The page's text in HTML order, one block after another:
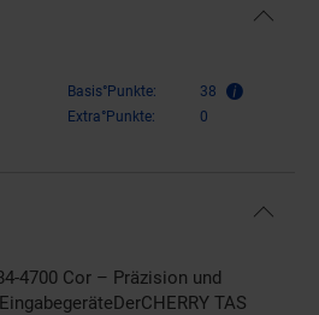
Basis°Punkte:
38
Extra°Punkte:
0
4700 Cor – Präzision und
TAS